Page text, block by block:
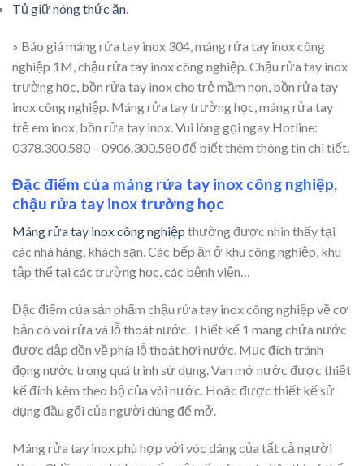
Tủ giữ nóng thức ăn.
» Báo giá máng rửa tay inox 304, máng rửa tay inox công
nghiệp 1M, chậu rửa tay inox công nghiệp. Chậu rửa tay inox
trường học, bồn rửa tay inox cho trẻ mầm non, bồn rửa tay
inox công nghiệp. Máng rửa tay trường học, máng rửa tay
trẻ em inox, bồn rửa tay inox. Vui lòng gọi ngay Hotline:
0378.300.580 – 0906.300.580 để biết thêm thông tin chi tiết.
Đặc điểm của máng rửa tay inox công nghiệp,
chậu rửa tay inox trường học
Máng rửa tay inox công nghiệp thường được nhìn thấy tại
các nhà hàng, khách sạn. Các bếp ăn ở khu công nghiệp, khu
tập thể tại các trường học, các bệnh viện…
Đặc điểm của sản phẩm chậu rửa tay inox công nghiệp về cơ
bản có vòi rửa và lỗ thoát nước. Thiết kế 1 máng chứa nước
được dập dồn về phía lỗ thoát hơi nước. Mục đích tránh
đọng nước trong quá trình sử dụng. Van mở nước được thiết
kế đính kèm theo bộ của vòi nước. Hoặc được thiết kế sử
dụng đầu gối của người dùng để mở.
Máng rửa tay inox phù hợp với vóc dáng của tất cả người